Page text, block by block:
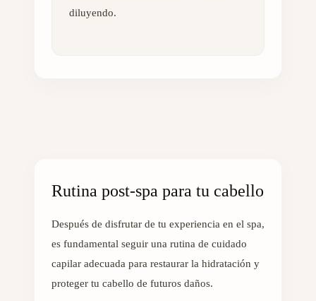
diluyendo.
Rutina post-spa para tu cabello
Después de disfrutar de tu experiencia en el spa,
es fundamental seguir una rutina de cuidado
capilar adecuada para restaurar la hidratación y
proteger tu cabello de futuros daños.